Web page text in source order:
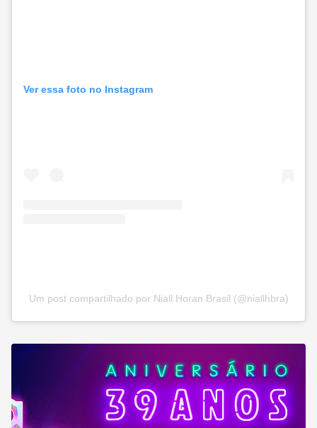
Ver essa foto no Instagram
Um post compartilhado por Niall Horan Brasil (@niallhbra)